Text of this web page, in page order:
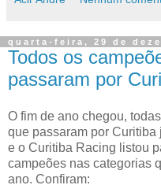
quarta-feira, 29 de
Todos os
passaram por
O fim de ano chegou,
que passaram por
e o Curitiba Racing listou
campeões nas categorias
ano. Confiram: